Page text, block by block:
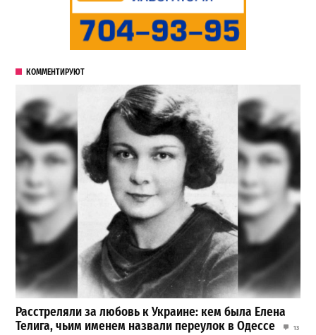
КОММЕНТИРУЮТ
Расстреляли за любовь к Украине: кем была Елена
Телига, чьим именем назвали переулок в Одессе
13